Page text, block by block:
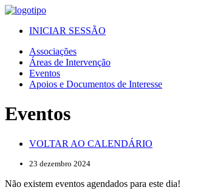
INICIAR SESSÃO
Associações
Áreas de Intervenção
Eventos
Apoios e Documentos de Interesse
Eventos
VOLTAR AO CALENDÁRIO
23 dezembro 2024
Não existem eventos agendados para este dia!